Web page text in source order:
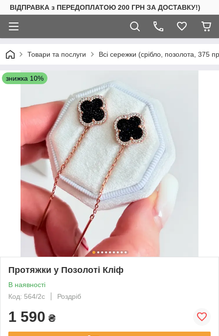
ВІДПРАВКА з ПЕРЕДОПЛАТОЮ 200 ГРН ЗА ДОСТАВКУ!)
Товари та послуги Всі сережки (срібло, позолота, 375
знижка 10%
Протяжки у Позолоті Кліф
В наявності
Код: 564/2с
Роздріб
1 590 ₴